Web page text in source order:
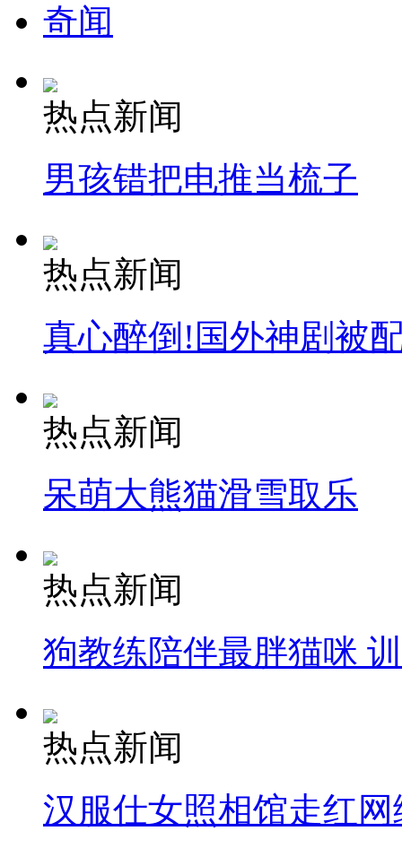
奇闻
热点新闻
男孩错把电推当梳子
热点新闻
真心醉倒!国外神剧被
热点新闻
呆萌大熊猫滑雪取乐
热点新闻
狗教练陪伴最胖猫咪
热点新闻
汉服仕女照相馆走红网